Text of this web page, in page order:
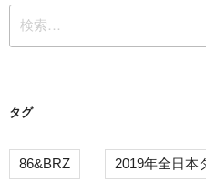
シ
ョ
索:
タグ
86&BRZ 2019年全日本